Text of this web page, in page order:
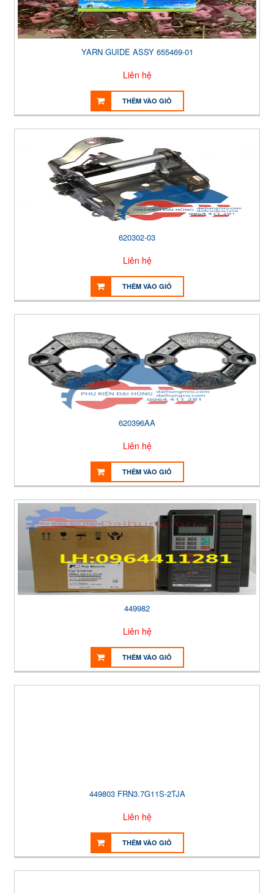
YARN GUIDE ASSY 655469-01
Liên hệ
THÊM VÀO GIỎ
620302-03
Liên hệ
THÊM VÀO GIỎ
620396AA
Liên hệ
THÊM VÀO GIỎ
449982
Liên hệ
THÊM VÀO GIỎ
449803 FRN3.7G11S-2TJA
Liên hệ
THÊM VÀO GIỎ